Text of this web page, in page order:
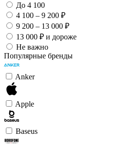
До 4 100
4 100 – 9 200 ₽
9 200 – 13 000 ₽
13 000 ₽ и дороже
Не важно
Популярные бренды
Anker
Apple
Baseus